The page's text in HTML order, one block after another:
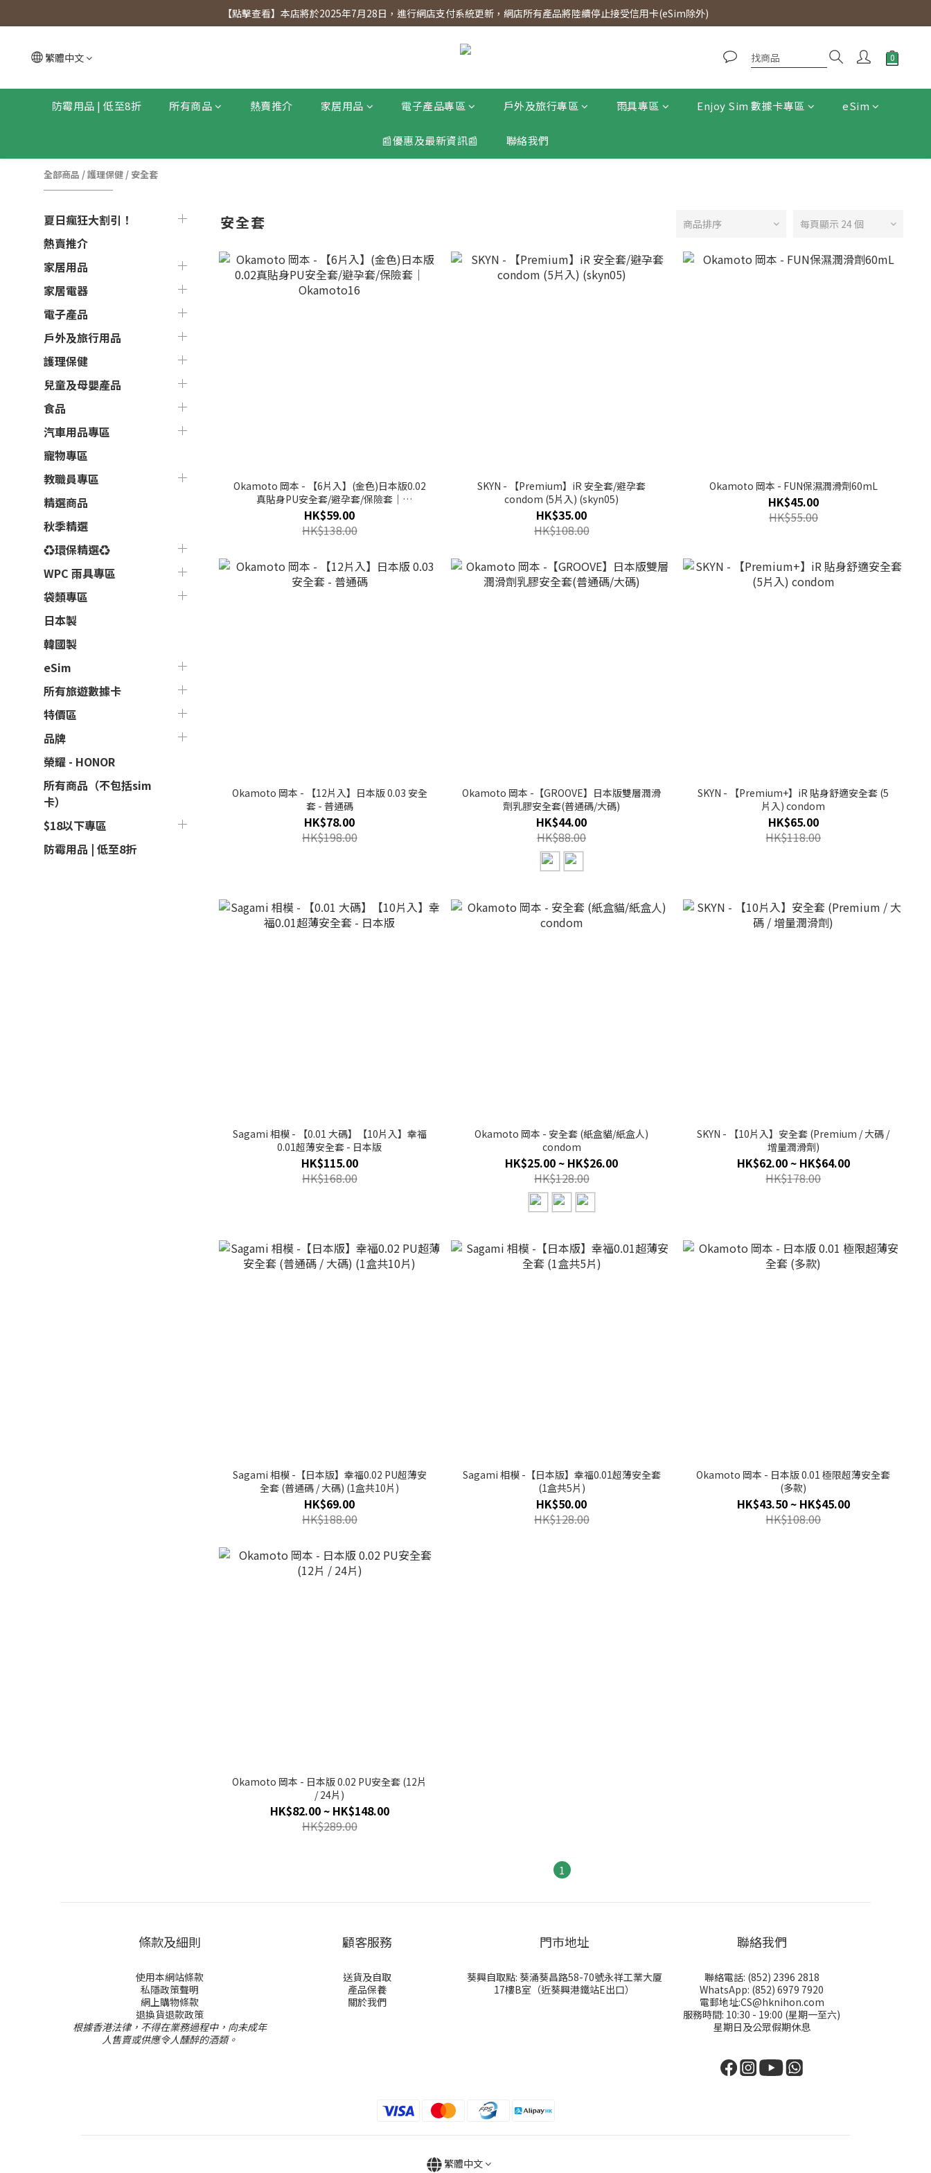
【點擊查看】會員專享 星期三全單95折!!!（優惠期至2026年12月31日）。滿$300即免運費。
【點擊查看】本店將於2025年7月28日，進行網店支付系統更新，網店所有產品將陸續停止接受信用卡(eSim除外)
繁體中文
防霉用品 | 低至8折 所有商品 熱賣推介 家居用品 電子產品專區 戶外及旅行專區 雨具專區 Enjoy Sim 數據卡專區 eSim
📰優惠及最新資訊📰 聯絡我們
全部商品 /護理保健 / 安全套
夏日瘋狂大割引！
熱賣推介
家居用品
家居電器
電子產品
戶外及旅行用品
護理保健
兒童及母嬰產品
食品
汽車用品專區
寵物專區
教職員專區
精選商品
秋季精選
♻環保精選♻
WPC 雨具專區
袋類專區
日本製
韓國製
eSim
所有旅遊數據卡
特價區
品牌
榮耀 - HONOR
所有商品（不包括sim
卡）
$18以下專區
防霉用品 | 低至8折
安全套 商品排序 每頁顯示 24 個
Okamoto 岡本 - 【6片入】(金色)日本版0.02
真貼身PU安全套/避孕套/保險套｜
Okamoto16
HK$59.00
HK$138.00
SKYN - 【Premium】iR 安全套/避孕套
condom (5片入) (skyn05)
HK$35.00
HK$108.00
Okamoto 岡本 - FUN保濕潤滑劑60mL
HK$45.00
HK$55.00
Okamoto 岡本 - 【12片入】日本版 0.03 安全
套 - 普通碼
HK$78.00
HK$198.00
Okamoto 岡本 -【GROOVE】日本版雙層潤滑
劑乳膠安全套(普通碼/大碼)
HK$44.00
HK$88.00
SKYN - 【Premium+】iR 貼身舒適安全套 (5
片入) condom
HK$65.00
HK$118.00
Sagami 相模 - 【0.01 大碼】【10片入】幸福
0.01超薄安全套 - 日本版
HK$115.00
HK$168.00
Okamoto 岡本 - 安全套 (紙盒貓/紙盒人)
condom
HK$25.00 ~ HK$26.00
HK$128.00
SKYN - 【10片入】安全套 (Premium / 大碼 /
增量潤滑劑)
HK$62.00 ~ HK$64.00
HK$178.00
Sagami 相模 -【日本版】幸福0.02 PU超薄安
全套 (普通碼 / 大碼) (1盒共10片)
HK$69.00
HK$188.00
Sagami 相模 -【日本版】幸福0.01超薄安全套
(1盒共5片)
HK$50.00
HK$128.00
Okamoto 岡本 - 日本版 0.01 極限超薄安全套
(多款)
HK$43.50 ~ HK$45.00
HK$108.00
Okamoto 岡本 - 日本版 0.02 PU安全套 (12片
/ 24片)
HK$82.00 ~ HK$148.00
HK$289.00
1
條款及細則
使用本網站條款
私隱政策聲明
網上購物條款
退換貨退款政策
根據香港法律，不得在業務過程中，向未成年
人售賣或供應令人醺醉的酒類。
顧客服務
送貨及自取
產品保養
關於我們
門巿地址
葵興自取點: 葵涌葵昌路58-70號永祥工業大厦
17樓B室（近葵興港鐵站E出口）
聯絡我們
聯絡電話: (852) 2396 2818
WhatsApp: (852) 6979 7920
電郵地址:CS@hknihon.com
服務時間: 10:30 - 19:00 (星期一至六)
星期日及公眾假期休息
繁體中文